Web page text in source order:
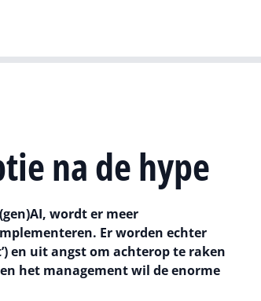
na de hype
wordt er meer
Er worden echter
en uit angst om achterop te raken
het management wil de enorme